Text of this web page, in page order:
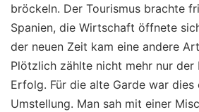
bröckeln. Der Tourismus brachte
Spanien, die Wirtschaft öffnete
der neuen Zeit kam eine andere
Plötzlich zählte nicht mehr nur der
Erfolg. Für die alte Garde war dies
Umstellung. Man sah mit einer